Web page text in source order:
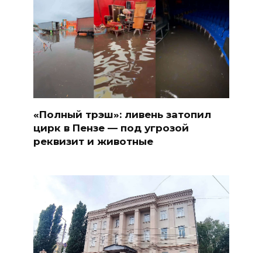
«Полный трэш»: ливень затопил
цирк в Пензе — под угрозой
реквизит и животные